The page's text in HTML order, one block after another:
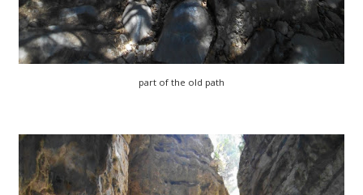
part of the old path